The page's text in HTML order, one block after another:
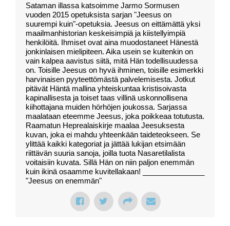
Sataman illassa katsoimme Jarmo Sormusen
vuoden 2015 opetuksista sarjan "Jeesus on
suurempi kuin"-opetuksia. Jeesus on eittämättä yksi
maailmanhistorian keskeisimpiä ja kiistellyimpiä
henkilöitä. Ihmiset ovat aina muodostaneet Hänestä
jonkinlaisen mielipiteen. Aika usein se kuitenkin on
vain kalpea aavistus siitä, mitä Hän todellisuudessa
on. Toisille Jeesus on hyvä ihminen, toisille esimerkki
harvinaisen pyyteettömästä palvelemisesta. Jotkut
pitävät Häntä mallina yhteiskuntaa kristisoivasta
kapinallisesta ja toiset taas villinä uskonnollisena
kiihottajana muiden hörhöjen joukossa. Sarjassa
maalataan eteemme Jeesus, joka poikkeaa totutusta.
Raamatun Heprealaiskirje maalaa Jeesuksesta
kuvan, joka ei mahdu yhteenkään taideteokseen. Se
ylittää kaikki kategoriat ja jättää lukijan etsimään
riittävän suuria sanoja, joilla tuota Nasaretilalista
voitaisiin kuvata. Sillä Hän on niin paljon enemmän
kuin ikinä osaamme kuvitellakaan! _______________
"Jeesus on enemmän"